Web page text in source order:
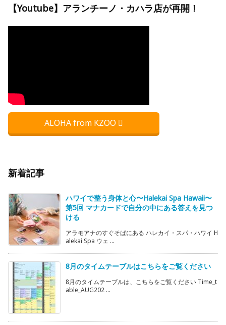
【Youtube】アランチーノ・カハラ店が再開！
ALOHA from KZOO
新着記事
ハワイで整う身体と心〜Halekai Spa Hawaii〜
第5回 マナカードで自分の中にある答えを見つ
ける
アラモアナのすぐそばにある ハレカイ・スパ・ハワイ H
alekai Spa ウェ ...
8月のタイムテーブルはこちらをご覧ください
8月のタイムテーブルは、こちらをご覧ください Time_t
able_AUG202 ...